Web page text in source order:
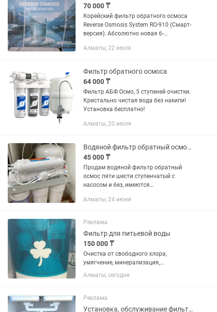
70 000 ₸
Корейский фильтр обратного осмоса
Reverse Osmosis System RO-910 (Смарт-
версия). Абсолютно новая 6-
закрытом черном корпусе. Заводская
Алматы, 22 июля
Фильтр обратного осмоса
64 000 ₸
Фильтр АБФ Осмо, 5 ступеней очистки.
Кристально чистая вода без накипи!
Установка бесплатно!
Алматы, 20 июля
Водяной фильтр обратный осмос пяти шести ступенчатый
45 000 ₸
Продам водяной фильтр обратный
осмос пяти шести ступенчатый с
насосом и без, имеются
рыночной, розничная и оптовая
обращайтесь по телефону
Алматы, 24 июня
Реклама
Фильтр для питьевой воды
150 000 ₸
Очистка от свободного хлора,
умягчение, минерализация,
обезжелезивание, обратный осмос,
насыщение воды водородом и ионами,
Алматы, сегодня
Реклама
Установка, обслуживание фильтров воды.